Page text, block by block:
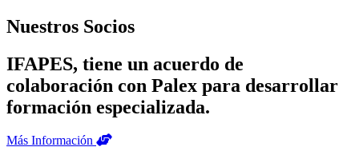
Nuestros Socios
IFAPES, tiene un acuerdo de
colaboración con Palex para desarrollar
formación especializada.
Más Información